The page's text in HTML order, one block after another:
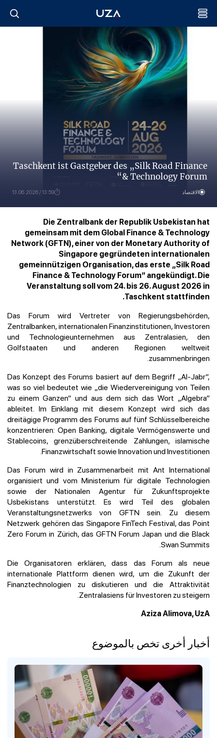
Taschkent ist Gastgeber des „Silk Road Finance
& Technology Forum“
الاقتصاد 13:59 / 13.06.2026
Die Zentralbank der Republik Usbekistan hat
gemeinsam mit dem Global Finance & Technology
Network (GFTN), einer von der Monetary Authority of
Singapore gegründeten internationalen
gemeinnützigen Organisation, das erste „Silk Road
Finance & Technology Forum“ angekündigt. Die
Veranstaltung soll vom 24. bis 26. August 2026 in
Taschkent stattfinden.
Das Forum wird Vertreter von Regierungsbehörden,
Zentralbanken, internationalen Finanzinstitutionen, Investoren
und Technologieunternehmen aus Zentralasien, den
Golfstaaten und anderen Regionen weltweit
zusammenbringen.
Das Konzept des Forums basiert auf dem Begriff „Al-Jabr“,
was so viel bedeutet wie „die Wiedervereinigung von Teilen
zu einem Ganzen“ und aus dem sich das Wort „Algebra“
ableitet. Im Einklang mit diesem Konzept wird sich das
dreitägige Programm des Forums auf fünf Schlüsselbereiche
konzentrieren: Open Banking, digitale Vermögenswerte und
Stablecoins, grenzüberschreitende Zahlungen, islamische
Finanzwirtschaft sowie Innovation und Investitionen.
Das Forum wird in Zusammenarbeit mit Ant International
organisiert und vom Ministerium für digitale Technologien
sowie der Nationalen Agentur für Zukunftsprojekte
Usbekistans unterstützt. Es wird Teil des globalen
Veranstaltungsnetzwerks von GFTN sein. Zu diesem
Netzwerk gehören das Singapore FinTech Festival, das Point
Zero Forum in Zürich, das GFTN Forum Japan und die Black
Swan Summits.
Die Organisatoren erklären, dass das Forum als neue
internationale Plattform dienen wird, um die Zukunft der
Finanztechnologien zu diskutieren und die Attraktivität
Zentralasiens für Investoren zu steigern.
Aziza Alimova, UzA
أخبار أخرى تخص بالموضوع